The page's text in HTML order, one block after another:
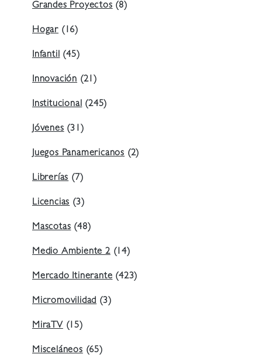
Grandes Proyectos (8)
Hogar (16)
Infantil (45)
Innovación (21)
Institucional (245)
Jóvenes (31)
Juegos Panamericanos (2)
Librerías (7)
Licencias (3)
Mascotas (48)
Medio Ambiente 2(14)
Mercado Itinerante (423)
Micromovilidad (3)
MiraTV (15)
Misceláneos (65)